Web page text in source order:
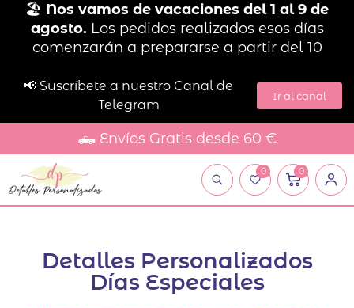
🏖️ Nos vamos de vacaciones del 1 al 9 de
agosto. Los pedidos realizados esos días
comenzarán a prepararse a partir del 10
📢 Suscríbete a nuestro Canal de
Telegram
Ir al canal
🛻 Envíos Gratis desde 60 €
0 0
Detalles Personalizados
Días Especiales